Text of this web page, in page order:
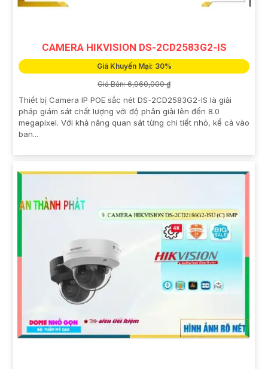
CAMERA HIKVISION DS-2CD2583G2-IS
Giá Khuyến Mại: 30%
Giá Bán: 6,960,000 ₫
Thiết bị Camera IP POE sắc nét DS-2CD2583G2-IS là giải
pháp giám sát chất lượng với độ phân giải lên đến 8.0
megapixel. Với khả năng quan sát từng chi tiết nhỏ, kể cả vào
ban...